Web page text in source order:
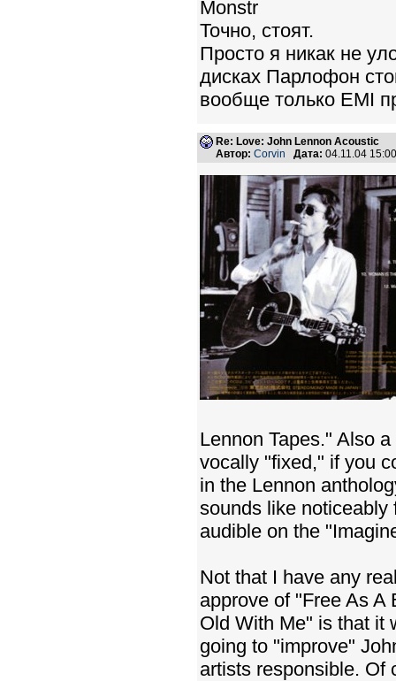
Monstr
Точно, стоят.
Просто я никак не
дисках Парлофон
вообще только EMI
Re: Love: John Lennon Acoustic
Автор: Corvin Дата: 04.11.04
Lennon Tapes." Also
vocally "fixed," if you
in the Lennon
sounds like noticeably
audible on the
Not that I have any
approve of "Free As
Old With Me" is that it
going to "improve"
artists responsible. Of